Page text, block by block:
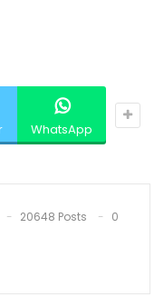
WhatsApp
20648 Posts
0